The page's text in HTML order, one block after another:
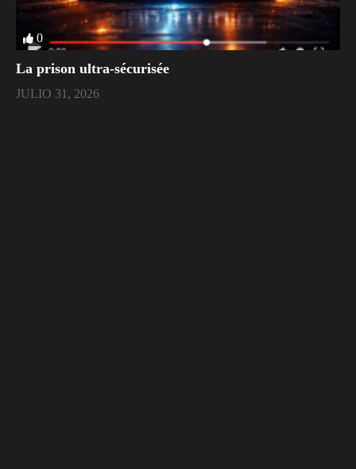
0
La prison ultra-sécurisée
JULIO 31, 2026